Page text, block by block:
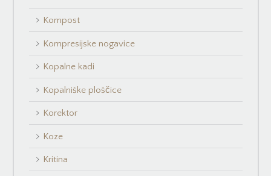
Kompost
Kompresijske nogavice
Kopalne kadi
Kopalniške ploščice
Korektor
Koze
Kritina